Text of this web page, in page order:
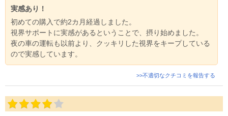
実感あり！
初めての購入で約2カ月経過しました。
視界サポートに実感があるということで、摂り始めました。
夜の車の運転も以前より、クッキリした視界をキープしている
ので実感しています。
>>不適切なクチコミを報告する